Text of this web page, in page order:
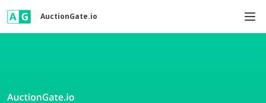
AuctionGate.io